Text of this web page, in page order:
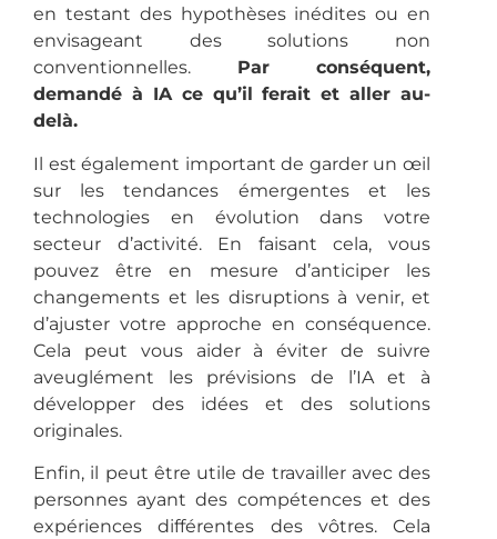
en testant des hypothèses inédites ou en
envisageant des solutions non
conventionnelles. Par conséquent,
demandé à IA ce qu’il ferait et aller au-
delà.
Il est également important de garder un œil
sur les tendances émergentes et les
technologies en évolution dans votre
secteur d’activité. En faisant cela, vous
pouvez être en mesure d’anticiper les
changements et les disruptions à venir, et
d’ajuster votre approche en conséquence.
Cela peut vous aider à éviter de suivre
aveuglément les prévisions de l’IA et à
développer des idées et des solutions
originales.
Enfin, il peut être utile de travailler avec des
personnes ayant des compétences et des
expériences différentes des vôtres. Cela